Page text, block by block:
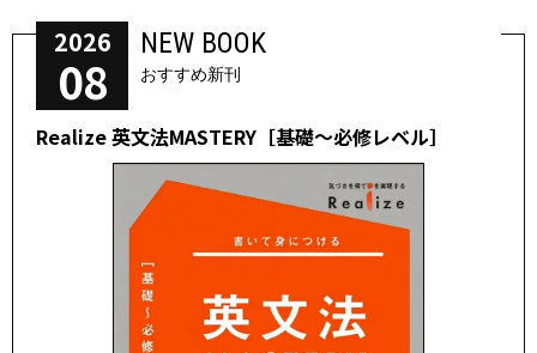
2026
08
NEW BOOK
おすすめ新刊
Realize 英文法MASTERY［基礎～必修レベル］